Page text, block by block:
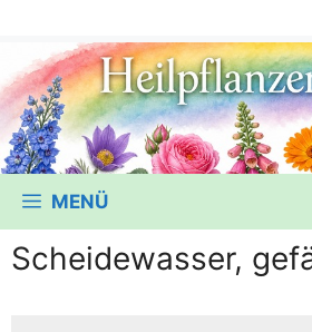
MENÜ
Scheidewasser,